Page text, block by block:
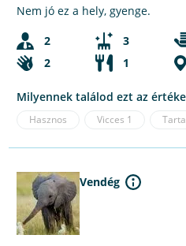
Nem jó ez a hely, gyenge.
2
3
2
1
Milyennek találod ezt az
Hasznos Vicces 1
Vendég